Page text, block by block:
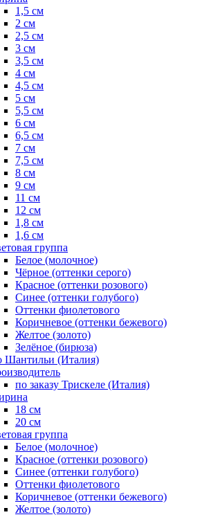
1,5 см
2 см
2,5 см
3 см
3,5 см
4 см
4,5 см
5 см
5,5 см
6 см
6,5 см
7 см
7,5 см
8 см
9 см
11 см
12 см
1,8 см
1,6 см
группа
Белое (молочное)
Чёрное (оттенки серого)
Красное (оттенки розового)
Синее (оттенки голубого)
Оттенки фиолетового
Коричневое (оттенки бежевого)
Желтое (золото)
Зелёное (бирюза)
Шантильи (Италия)
по заказу Трискеле (Италия)
18 см
20 см
группа
Белое (молочное)
Красное (оттенки розового)
Синее (оттенки голубого)
Оттенки фиолетового
Коричневое (оттенки бежевого)
Желтое (золото)